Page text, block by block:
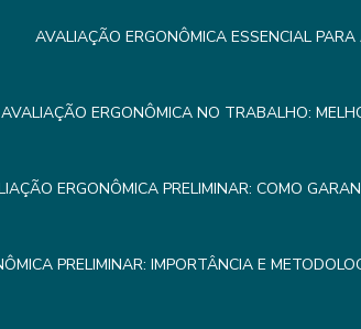
AVALIAÇÃO ERGONÔMICA ESSENCIAL
AVALIAÇÃO ERGONÔMICA NO TRABALHO:
ERGONÔMICA PRELIMINAR: COMO
PRELIMINAR: IMPORTÂNCIA E